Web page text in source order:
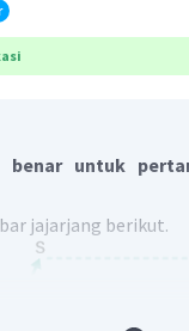
benar untuk
jajarjang berikut.